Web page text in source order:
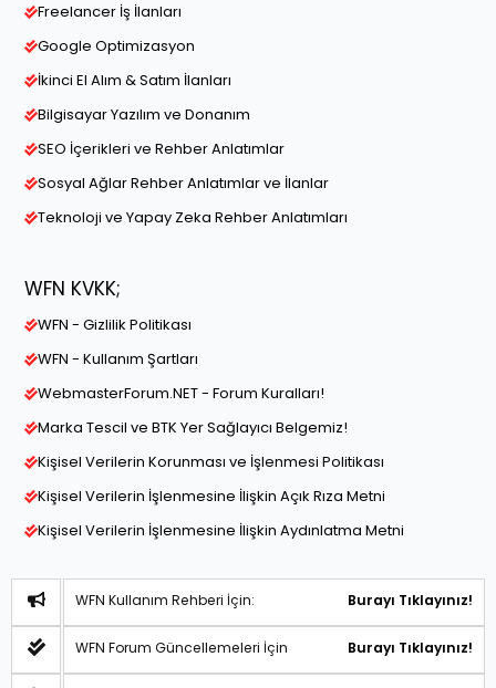
Freelancer İş İlanları
Google Optimizasyon
İkinci El Alım & Satım İlanları
Bilgisayar Yazılım ve Donanım
SEO İçerikleri ve Rehber Anlatımlar
Sosyal Ağlar Rehber Anlatımlar ve İlanlar
Teknoloji ve Yapay Zeka Rehber Anlatımları
WFN KVKK;
WFN - Gizlilik Politikası
WFN - Kullanım Şartları
WebmasterForum.NET - Forum Kuralları!
Marka Tescil ve BTK Yer Sağlayıcı Belgemiz!
Kişisel Verilerin Korunması ve İşlenmesi Politikası
Kişisel Verilerin İşlenmesine İlişkin Açık Rıza Metni
Kişisel Verilerin İşlenmesine İlişkin Aydınlatma Metni
WFN Kullanım Rehberi İçin: Burayı Tıklayınız!
WFN Forum Güncellemeleri İçin Burayı Tıklayınız!